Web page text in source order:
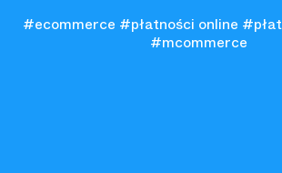
#ecommerce #płatności online
#mcommerce